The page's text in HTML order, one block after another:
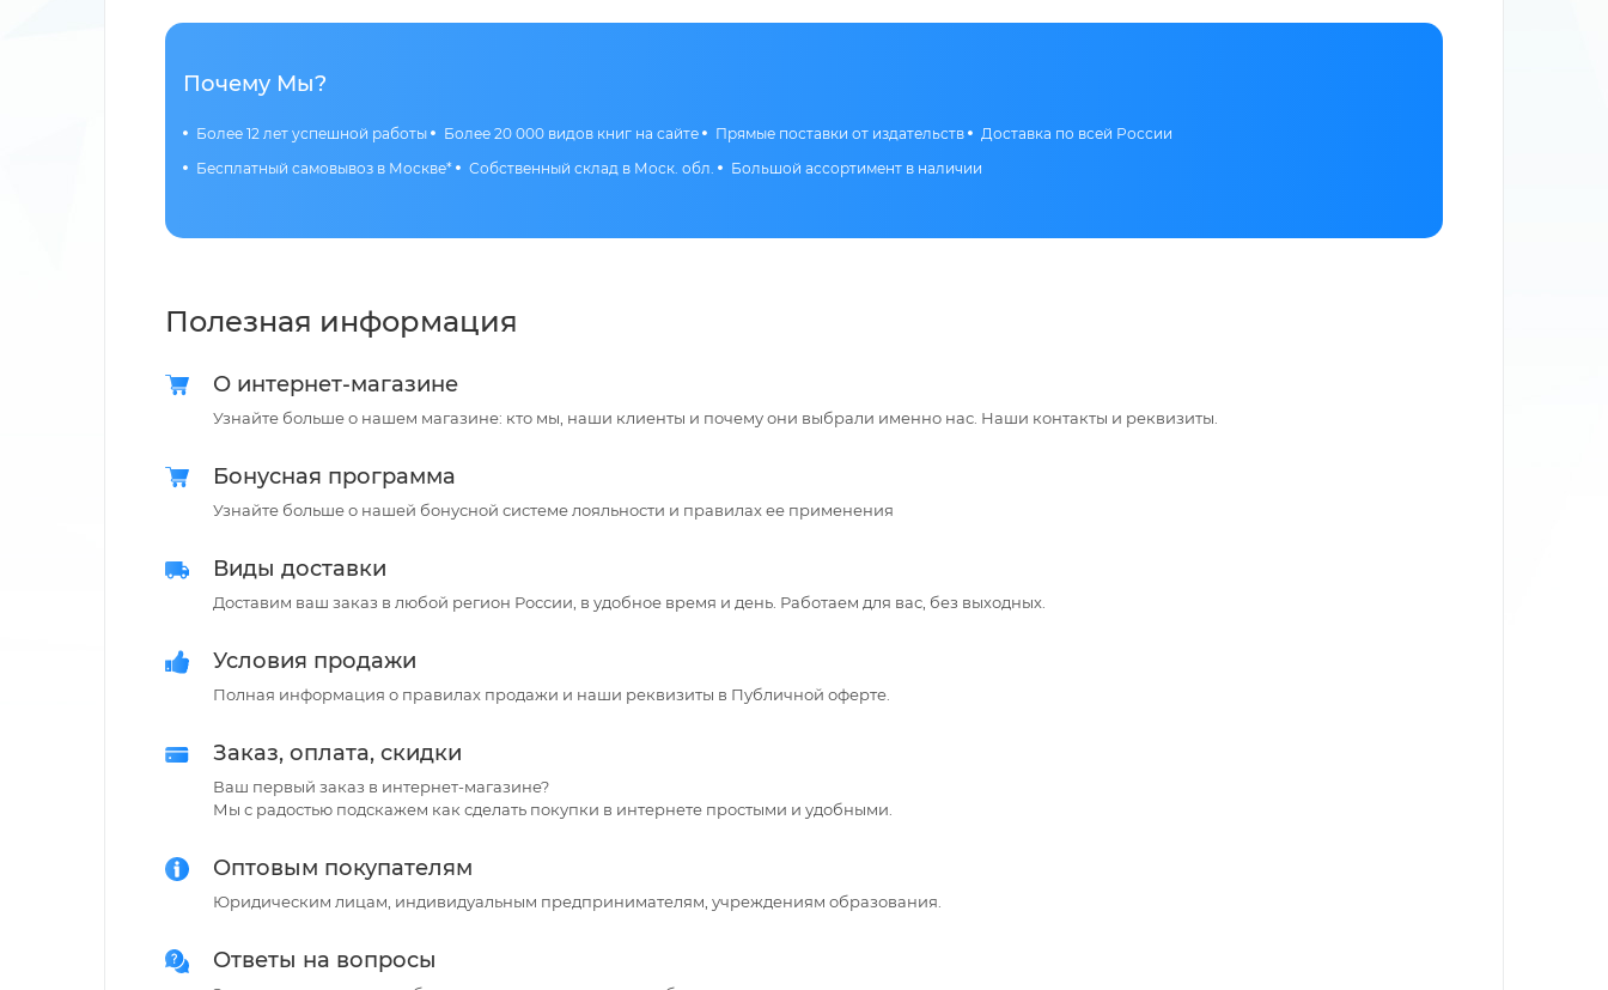
Почему Мы?
Более 12 лет успешной работы Более 20 000 видов книг на сайте Прямые поставки от издательств
Доставка по всей России
Бесплатный самовывоз в Москве*
Собственный склад в Моск. обл. Большой ассортимент в наличии
Полезная информация
О интернет-магазине
Узнайте больше о нашем магазине: кто мы, наши клиенты и почему они выбрали именно нас. Наши контакты и реквизиты.
Бонусная программа
Узнайте больше о нашей бонусной системе лояльности и правилах ее применения
Виды доставки
Доставим ваш заказ в любой регион России, в удобное время и день. Работаем для вас, без выходных.
Условия продажи
Полная информация о правилах продажи и наши реквизиты в Публичной оферте.
Заказ, оплата, скидки
Ваш первый заказ в интернет-магазине?
Мы с радостью подскажем как сделать покупки в интернете простыми и удобными.
Оптовым покупателям
Юридическим лицам, индивидуальным предпринимателям, учреждениям образования.
Ответы на вопросы